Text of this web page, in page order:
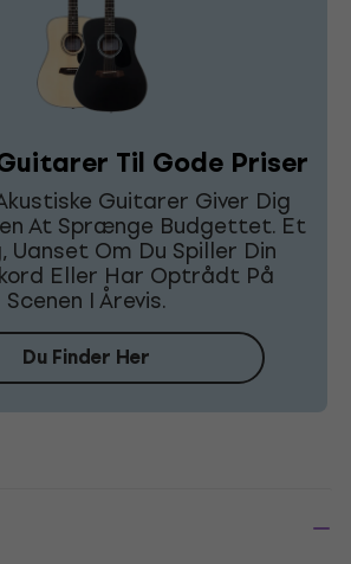
Til Gode Priser
Guitarer Giver Dig
At Sprænge Budgettet. Et
Uanset Om Du Spiller Din
Eller Har Optrådt På
Scenen I Årevis.
Du Finder Her